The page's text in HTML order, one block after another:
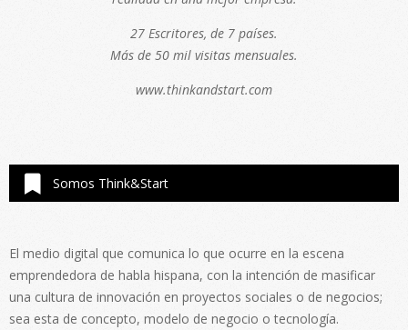
27 Escritores, de 7 países.
Más de 50 mil visitas mensuales.
www.thinkandstart.com
Somos Think&Start
El medio digital que comunica lo que ocurre en la escena
emprendedora de habla hispana, con la intención de masificar
una cultura de innovación en proyectos sociales o de negocios;
sea esta de concepto, modelo de negocio o tecnología.